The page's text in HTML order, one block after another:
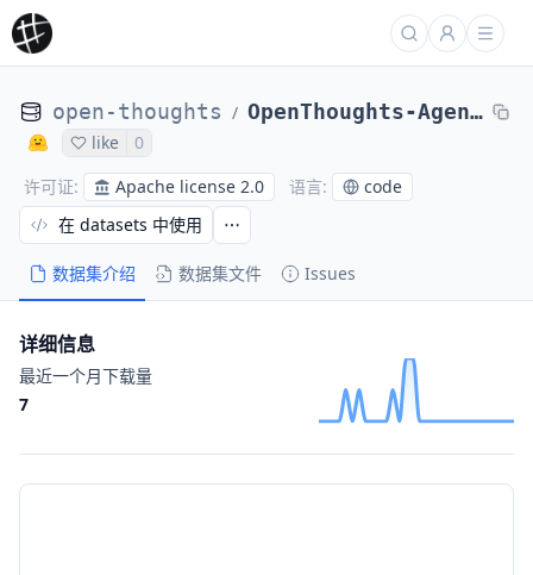
open-thoughts / OpenThoughts-Agent-v1-SFT
like
0
许可证: Apache license 2.0 语言: code
数据集介绍 数据集文件 Issues
在 datasets 中使用
详细信息
最近一个月下载量
7